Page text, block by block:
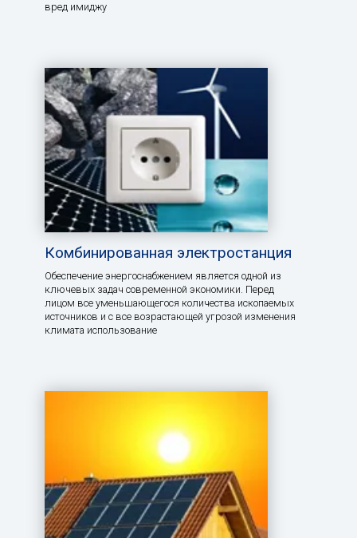
вред имиджу
Комбинированная электростанция
Обеспечение энергоснабжением является одной из
ключевых задач современной экономики. Перед
лицом все уменьшающегося количества ископаемых
источников и с все возрастающей угрозой изменения
климата использование